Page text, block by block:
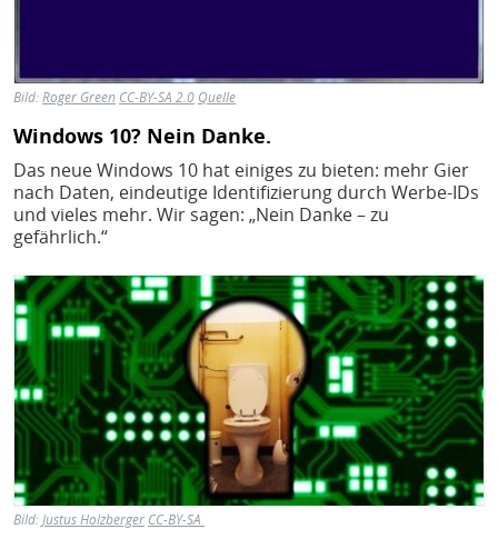
Bild:Roger Green CC-BY-SA 2.0 Quelle
Windows 10? Nein Danke.
Das neue Windows 10 hat einiges zu bieten: mehr Gier
nach Daten, eindeutige Identifizierung durch Werbe-IDs
und vieles mehr. Wir sagen: „Nein Danke – zu
gefährlich.“
Bild
Bild:Justus Holzberger CC-BY-SA